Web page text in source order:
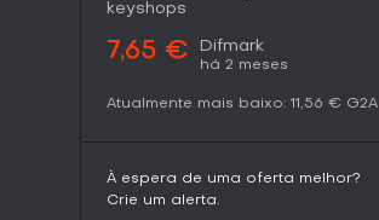
keyshops
7,65 € Difmark
há 2 meses
Atualmente mais baixo: 11,56 € G2A
À espera de uma oferta melhor?
Crie um alerta.